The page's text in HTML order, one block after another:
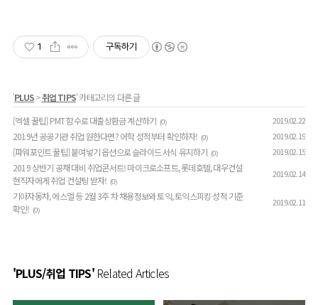
1 구독하기
'PLUS>취업 TIPS' 카테고리의 다른 글
[엑셀 꿀팁] PMT 함수로 대출상환금 계산하기 (0) 2019.02.22
2019년 공공기관 취업 원한다면? 어학 성적부터 확인하자! (0) 2019.02.19
[파워포인트 꿀팁] 붙여넣기 옵션으로 슬라이드 서식 유지하기 (0) 2019.02.15
2019 상반기 공채 대비 취업콘서트! 마이크로소프트, 롯데호텔, 대우건설
현직자에게 취업 컨설팅 받자! (0)
2019.02.14
기아자동차, 에스엘 등 2월 3주 차 채용정보와 토익, 토익스피킹 성적 기준
확인! (0)
2019.02.11
'PLUS/취업 TIPS'Related Articles